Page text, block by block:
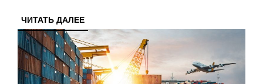
ЧИТАТЬ ДАЛЕЕЧИТАТЬ
ДАЛЕЕ